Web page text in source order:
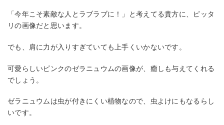
「今年こそ素敵な人とラブラブに！」と考えてる貴方に、ピッタ
リの画像だと思います。
でも、肩に力が入りすぎていても上手くいかないです。
可愛らしいピンクのゼラニュウムの画像が、癒しも与えてくれる
でしょう。
ゼラニュウムは虫が付きにくい植物なので、虫よけにもなるらし
いです。